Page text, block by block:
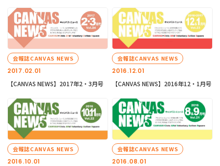
2017.02.01
会報誌CANVAS NEWS
【CANVAS NEWS】2017年2・3月号
2016.12.01
会報誌CANVAS NEWS
【CANVAS NEWS】2016年12・1月号
2016.10.01
会報誌CANVAS NEWS
2016.08.01
会報誌CANVAS NEWS